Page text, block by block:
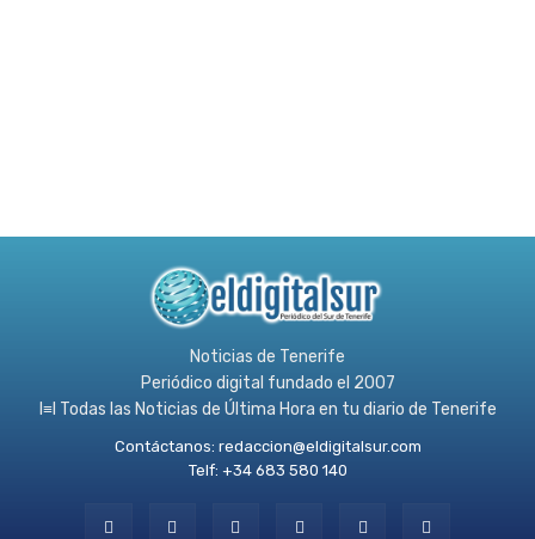
Noticias de Tenerife
Periódico digital fundado el 2007
l≡l Todas las Noticias de Última Hora en tu diario de Tenerife
Contáctanos: redaccion@eldigitalsur.com
Telf: +34 683 580 140